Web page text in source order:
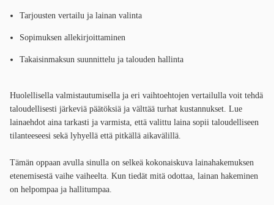
Tarjousten vertailu ja lainan valinta
Sopimuksen allekirjoittaminen
Takaisinmaksun suunnittelu ja talouden hallinta
Huolellisella valmistautumisella ja eri vaihtoehtojen vertailulla voit tehdä
taloudellisesti järkeviä päätöksiä ja välttää turhat kustannukset. Lue
lainaehdot aina tarkasti ja varmista, että valittu laina sopii taloudelliseen
tilanteeseesi sekä lyhyellä että pitkällä aikavälillä.
Tämän oppaan avulla sinulla on selkeä kokonaiskuva lainahakemuksen
etenemisestä vaihe vaiheelta. Kun tiedät mitä odottaa, lainan hakeminen
on helpompaa ja hallitumpaa.